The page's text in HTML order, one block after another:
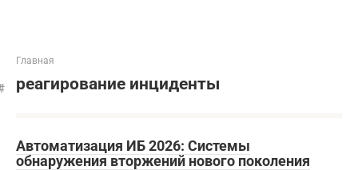
Главная
реагирование инциденты
Автоматизация ИБ 2026: Системы
обнаружения вторжений нового поколения